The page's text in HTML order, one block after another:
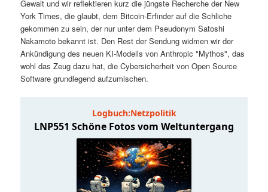
t
s
p
a
l
t
Gewalt und wir reflektieren kurz die jüngste Recherche der New
York Times, die glaubt, dem Bitcoin-Erfinder auf die Schliche
gekommen zu sein, der nur unter dem Pseudonym Satoshi
Nakamoto bekannt ist. Den Rest der Sendung widmen wir der
Ankündigung des neuen KI-Modells von Anthropic "Mythos", das
wohl das Zeug dazu hat, die Cybersicherheit von Open Source
Software grundlegend aufzumischen.